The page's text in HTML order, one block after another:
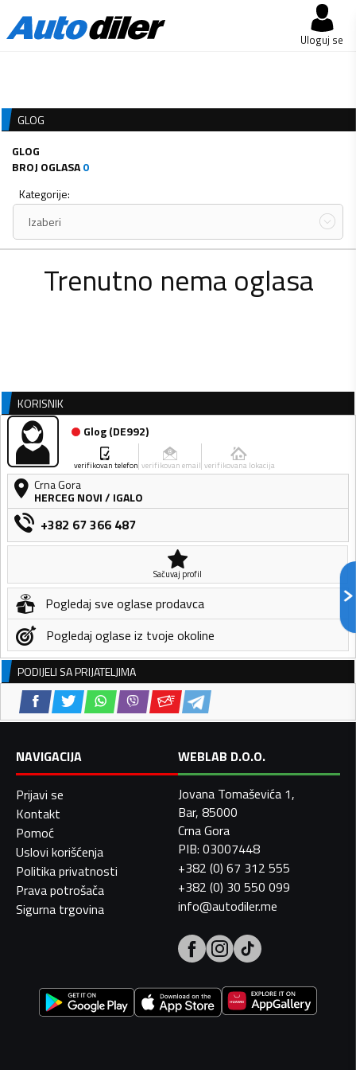
Uloguj se
GLOG
GLOG
BROJ OGLASA0
Kategorije:
Izaberi
Trenutno nema oglasa
KORISNIK
Glog(DE992)
verifikovan telefon verifikovan email verifikovana lokacija
Crna Gora
HERCEG NOVI/ IGALO
+382 67 366 487
Sačuvaj profil
Pogledaj sve oglase prodavca
Pogledaj oglase iz tvoje okoline
PODIJELI SA PRIJATELJIMA
NAVIGACIJA
Prijavi se
Kontakt
Pomoć
Uslovi korišćenja
Politika privatnosti
Prava potrošača
Sigurna trgovina
WEBLAB D.O.O.
Jovana Tomaševića 1,
Bar, 85000
Crna Gora
PIB: 03007448
+382 (0) 67 312 555
+382 (0) 30 550 099
info@autodiler.me